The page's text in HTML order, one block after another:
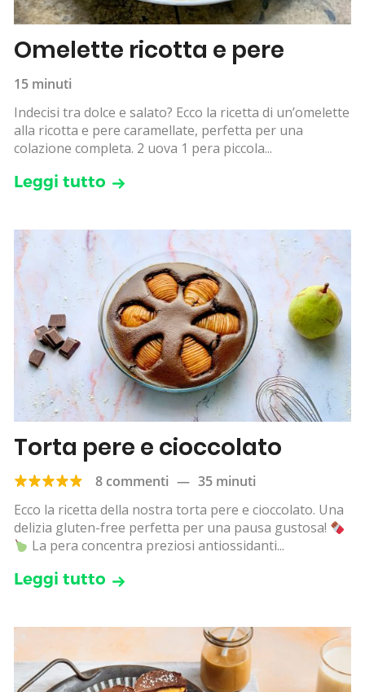
Omelette ricotta e pere
15 minuti
Indecisi tra dolce e salato? Ecco la ricetta di un’omelette
alla ricotta e pere caramellate, perfetta per una
colazione completa. 2 uova 1 pera piccola...
Leggi tutto
Torta pere e cioccolato
8 commenti — 35 minuti
Ecco la ricetta della nostra torta pere e cioccolato. Una
delizia gluten-free perfetta per una pausa gustosa!
La pera concentra preziosi antiossidanti...
Leggi tutto